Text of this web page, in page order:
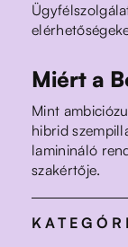
Miért a
Mint
hibrid
laminináló
szakértője.